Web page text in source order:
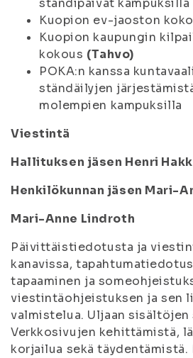
ständipäivät kampuksilla
Kuopion ev-jaoston
Kuopion kaupungin
kokous (Tahvo)
POKA:n kanssa
ständäilyjen
molempien kampuksilla
Viestintä
Hallituksen jäsen Henri
Henkilökunnan jäsen Mari-
Mari-Anne Lindroth
Päivittäistiedotusta ja
kanavissa,
tapaaminen ja
viestintäohjeistuksen ja sen
valmistelua. Uljaan
Verkkosivujen kehittämistä,
korjailua sekä